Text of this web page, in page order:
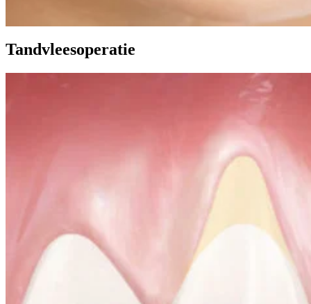
Tandvleesoperatie